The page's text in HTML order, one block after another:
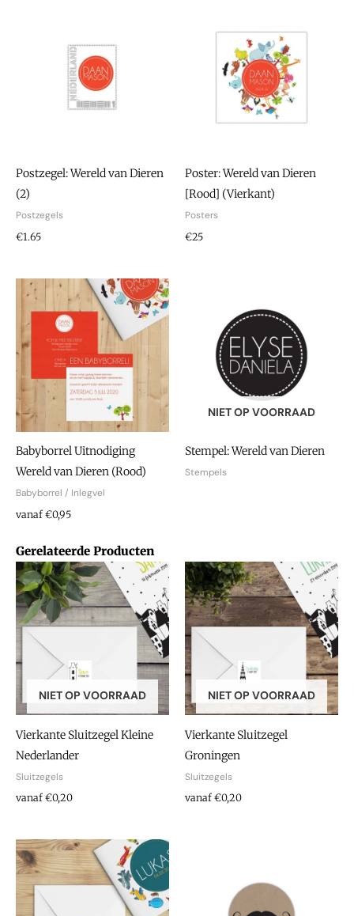
Postzegel: Wereld van Dieren
(2)
Postzegels
€1.65
Poster: Wereld van Dieren
[Rood] (Vierkant)
Posters
€25
Babyborrel Uitnodiging
Wereld van Dieren (Rood)
Babyborrel / Inlegvel
vanaf €0,95
NIET OP VOORRAAD
Stempel: Wereld van Dieren
Stempels
Gerelateerde Producten
NIET OP VOORRAAD
Vierkante Sluitzegel Kleine
Nederlander
Sluitzegels
vanaf €0,20
NIET OP VOORRAAD
Vierkante Sluitzegel
Groningen
Sluitzegels
vanaf €0,20